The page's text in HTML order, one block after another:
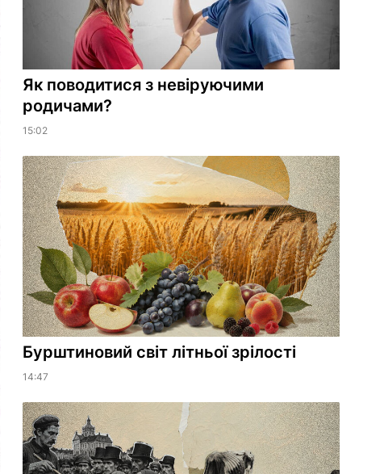
Як поводитися з невіруючими
родичами?
15:02
Бурштиновий світ літньої зрілості
14:47